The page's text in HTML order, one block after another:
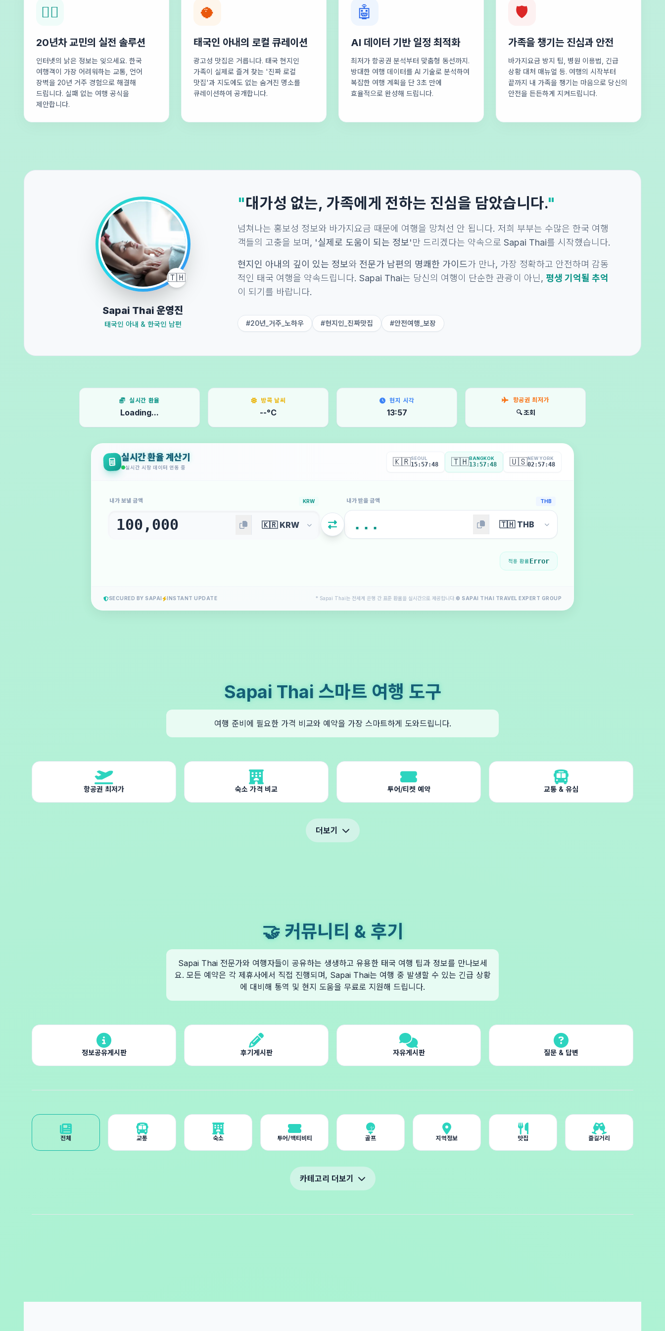
🕵️‍♂️
20년차 교민의 실전 솔루션
인터넷의 낡은 정보는 잊으세요. 한국
여행객이 가장 어려워하는 교통, 언어
장벽을 20년 거주 경험으로 해결해
드립니다. 실패 없는 여행 공식을
제안합니다.
🥥
태국인 아내의 로컬 큐레이션
광고성 맛집은 거릅니다. 태국 현지인
가족이 실제로 즐겨 찾는 '진짜 로컬
맛집'과 지도에도 없는 숨겨진 명소를
큐레이션하여 공개합니다.
🤖
AI 데이터 기반 일정 최적화
최저가 항공권 분석부터 맞춤형 동선까지.
방대한 여행 데이터를 AI 기술로 분석하여
복잡한 여행 계획을 단 3초 만에
효율적으로 완성해 드립니다.
🛡️
가족을 챙기는 진심과 안전
바가지요금 방지 팁, 병원 이용법, 긴급
상황 대처 매뉴얼 등. 여행의 시작부터
끝까지 내 가족을 챙기는 마음으로 당신의
안전을 든든하게 지켜드립니다.
🇹🇭
Sapai Thai 운영진
태국인 아내 & 한국인 남편
"대가성 없는, 가족에게 전하는 진심을 담았습니다."
넘쳐나는 홍보성 정보와 바가지요금 때문에 여행을 망쳐선 안 됩니다. 저희 부부는 수많은 한국 여행
객들의 고충을 보며, '실제로 도움이 되는 정보'만 드리겠다는 약속으로 Sapai Thai를 시작했습니다.
현지인 아내의 깊이 있는 정보와 전문가 남편의 명쾌한 가이드가 만나, 가장 정확하고 안전하며 감동
적인 태국 여행을 약속드립니다. Sapai Thai는 당신의 여행이 단순한 관광이 아닌, 평생 기억될 추억
이 되기를 바랍니다.
#20년_거주_노하우 #현지인_진짜맛집 #안전여행_보장
실시간 환율
Loading...
방콕 날씨
--°C
현지 시각
13:57
항공권 최저가
🔍 조회
실시간 환율 계산기
실시간 시장 데이터 연동 중
🇰🇷SEOUL
15:57:49 🇹🇭BANGKOK
13:57:49 🇺🇸NEW YORK
02:57:49
내가 보낼 금액 KRW 내가 받을 금액 THB
적용 환율Error
SECURED BY SAPAI INSTANT UPDATE * Sapai Thai는 전세계 은행 간 표준 환율을 실시간으로 제공합니다. © SAPAI THAI TRAVEL EXPERT GROUP
Sapai Thai 스마트 여행 도구
여행 준비에 필요한 가격 비교와 예약을 가장 스마트하게 도와드립니다.
항공권 최저가 숙소 가격 비교 투어/티켓 예약 교통 & 유심
더보기
🤝 커뮤니티 & 후기
Sapai Thai 전문가와 여행자들이 공유하는 생생하고 유용한 태국 여행 팁과 정보를 만나보세
요. 모든 예약은 각 제휴사에서 직접 진행되며, Sapai Thai는 여행 중 발생할 수 있는 긴급 상황
에 대비해 통역 및 현지 도움을 무료로 지원해 드립니다.
정보공유게시판 후기게시판 자유게시판 질문 & 답변
전체 교통 숙소 투어/액티비티 골프 지역정보 맛집 즐길거리
카테고리 더보기